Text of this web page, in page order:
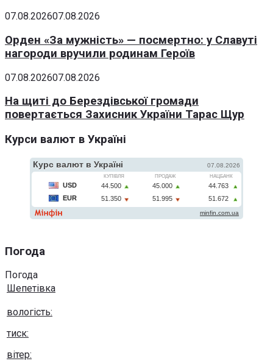
07.08.202607.08.2026
Орден «За мужність» — посмертно: у Славуті
нагороди вручили родинам Героїв
07.08.202607.08.2026
На щиті до Берездівської громади
повертається Захисник України Тарас Щур
Курси валют в Україні
Погода
Погода
Шепетівка
вологість:
тиск:
вітер: